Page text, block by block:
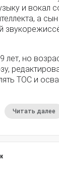
и вокал
а
лет, но
ТОС и
Читать далее